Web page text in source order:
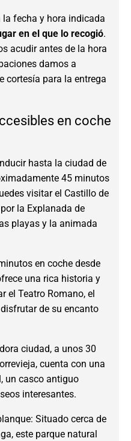
la fecha y hora indicada
en el que lo recogió.
acudir antes de la hora
damos a
cortesía para la entrega
en coche
hasta la ciudad de
45 minutos
visitar el Castillo de
la Explanada de
playas y la animada
en coche desde
una rica historia y
el Teatro Romano, el
de su encanto
ciudad, a unos 30
cuenta con una
un casco antiguo
interesantes.
Situado cerca de
este parque natural